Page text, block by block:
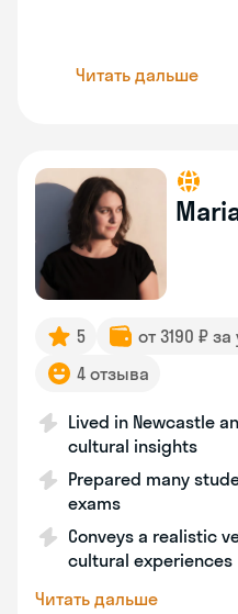
Читать дальше
5 от 3190 ₽
4 отзыва
Lived in Newcastle
cultural insights
Prepared many
exams
Conveys a realistic
cultural experiences
Читать дальше